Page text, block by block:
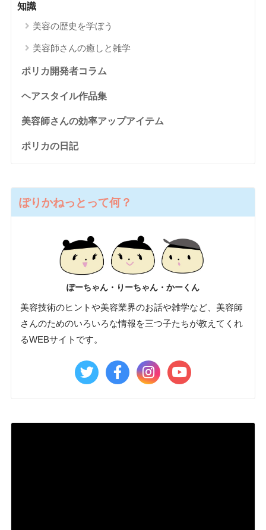
知識
美容の歴史を学ぼう
美容師さんの癒しと雑学
ポリカ開発者コラム
ヘアスタイル作品集
美容師さんの効率アップアイテム
ポリカの日記
ぽりかねっとって何？
ぽーちゃん・りーちゃん・かーくん
美容技術のヒントや美容業界のお話や雑学など、美容師
さんのためのいろいろな情報を三つ子たちが教えてくれ
るWEBサイトです。